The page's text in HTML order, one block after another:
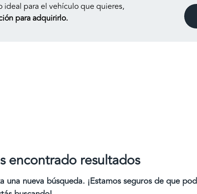
ideal para el vehículo que quieres,
para adquirirlo.
encontrado resultados
una nueva búsqueda. ¡Estamos seguros de que